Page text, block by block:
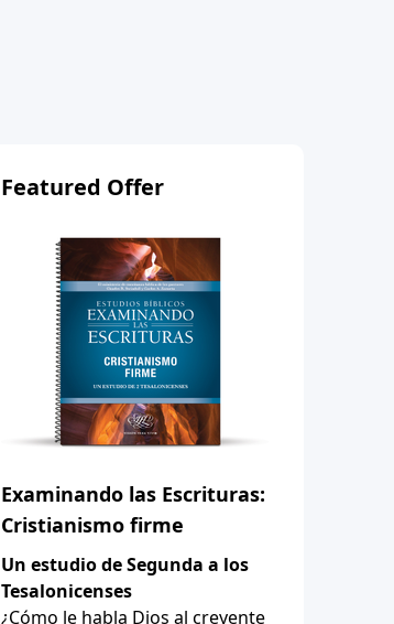
Featured Offer
Examinando las Escrituras:
Cristianismo firme
Un estudio de Segunda a los
Tesalonicenses
¿Cómo le habla Dios al creyente